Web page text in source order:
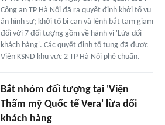
Công an TP Hà Nội đã ra quyết định khởi tố vụ
án hình sự; khởi tố bị can và lệnh bắt tạm giam
đối với 7 đối tượng gồm về hành vi 'Lừa dối
khách hàng'. Các quyết định tố tụng đã được
Viện KSND khu vực 2 TP Hà Nội phê chuẩn.
Bắt nhóm đối tượng tại 'Viện
Thẩm mỹ Quốc tế Vera' lừa dối
khách hàng